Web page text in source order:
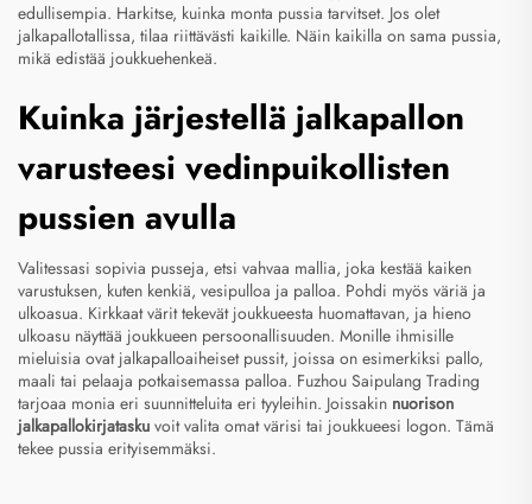
edullisempia. Harkitse, kuinka monta pussia tarvitset. Jos olet
jalkapallotallissa, tilaa riittävästi kaikille. Näin kaikilla on sama pussia,
mikä edistää joukkuehenkeä.
Kuinka järjestellä jalkapallon
varusteesi vedinpuikollisten
pussien avulla
Valitessasi sopivia pusseja, etsi vahvaa mallia, joka kestää kaiken
varustuksen, kuten kenkiä, vesipulloa ja palloa. Pohdi myös väriä ja
ulkoasua. Kirkkaat värit tekevät joukkueesta huomattavan, ja hieno
ulkoasu näyttää joukkueen persoonallisuuden. Monille ihmisille
mieluisia ovat jalkapalloaiheiset pussit, joissa on esimerkiksi pallo,
maali tai pelaaja potkaisemassa palloa. Fuzhou Saipulang Trading
tarjoaa monia eri suunnitteluita eri tyyleihin. Joissakin nuorison
jalkapallokirjatasku voit valita omat värisi tai joukkueesi logon. Tämä
tekee pussia erityisemmäksi.